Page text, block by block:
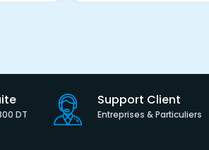
DT
Support Client
Entreprises & Particuliers